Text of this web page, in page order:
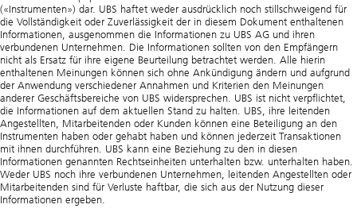
(«Instrumenten») dar. UBS haftet weder ausdrücklich noch stillschweigend für
die Vollständigkeit oder Zuverlässigkeit der in diesem Dokument enthaltenen
Informationen, ausgenommen die Informationen zu UBS AG und ihren
verbundenen Unternehmen. Die Informationen sollten von den Empfängern
nicht als Ersatz für ihre eigene Beurteilung betrachtet werden. Alle hierin
enthaltenen Meinungen können sich ohne Ankündigung ändern und aufgrund
der Anwendung verschiedener Annahmen und Kriterien den Meinungen
anderer Geschäftsbereiche von UBS widersprechen. UBS ist nicht verpflichtet,
die Informationen auf dem aktuellen Stand zu halten. UBS, ihre leitenden
Angestellten, Mitarbeitenden oder Kunden können eine Beteiligung an den
Instrumenten haben oder gehabt haben und können jederzeit Transaktionen
mit ihnen durchführen. UBS kann eine Beziehung zu den in diesen
Informationen genannten Rechtseinheiten unterhalten bzw. unterhalten haben.
Weder UBS noch ihre verbundenen Unternehmen, leitenden Angestellten oder
Mitarbeitenden sind für Verluste haftbar, die sich aus der Nutzung dieser
Informationen ergeben.